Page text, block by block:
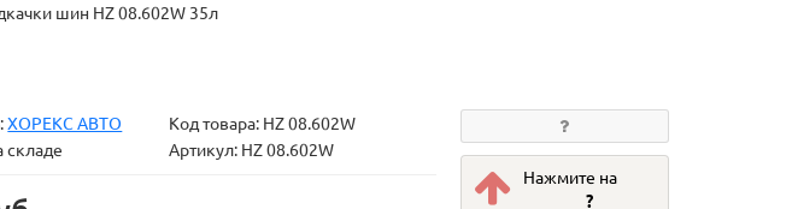
шин HZ 08.602W 35л
ХОРЕКС АВТО Код товара: HZ 08.602W
складе
Артикул: HZ 08.602W
Нажмите на
?